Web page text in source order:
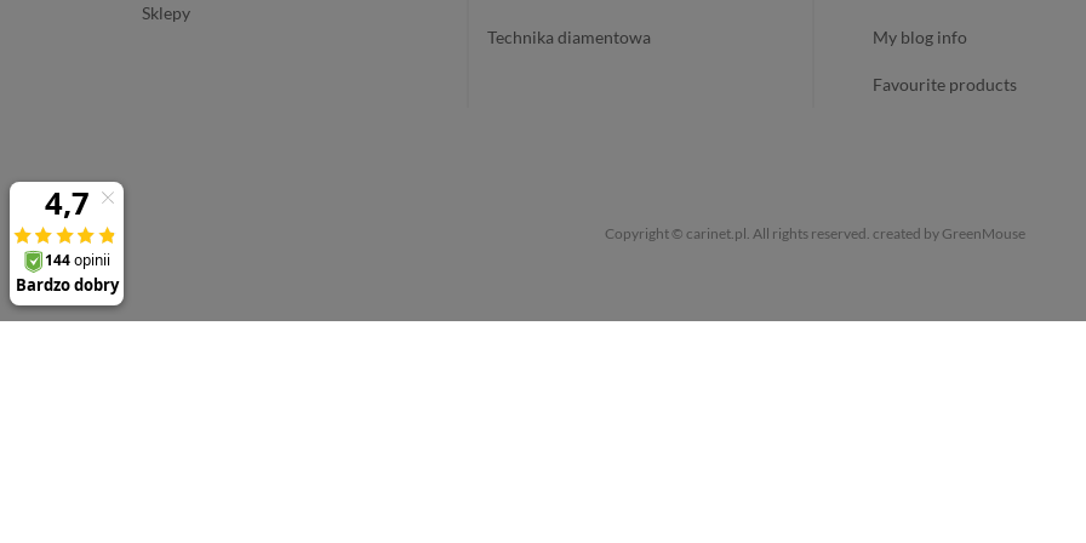
sklepy
technika diamentowa my blog info
favourite products
Copyright © carinet.pl. All rights reserved. created by GreenMouse